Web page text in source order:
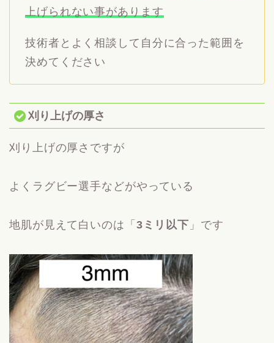
上げられない事があります
技術者とよく相談して自分に合った範囲を
決めてください
刈り上げの厚さ
刈り上げの厚さですが
よくラグビー選手などがやっている
地肌が見えて白いのは「 3ミリ以下 」です